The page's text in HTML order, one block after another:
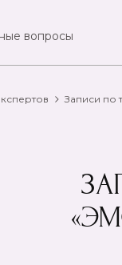
вопросы
Записи по